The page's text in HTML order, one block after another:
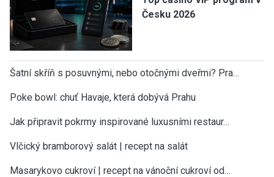
Česku 2026
Šatní skříň s posuvnými, nebo otočnými dveřmi? Pra…
Poke bowl: chuť Havaje, která dobývá Prahu
Jak připravit pokrmy inspirované luxusními restaur…
Vlčický bramborový salát | recept na salát
Masarykovo cukroví | recept na vánoční cukroví od…